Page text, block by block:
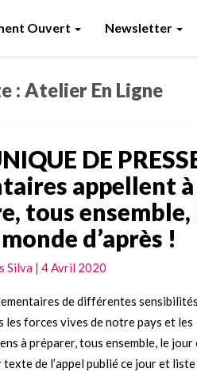
Ouvert Newsletter
: Atelier En Ligne
DE
appellent à
tous ensemble,
d’après !
Silva | 4 Avril 2020
de différentes sensibilités
les forces vives de notre pays et les
à préparer, tous ensemble, le jour
texte de l’appel publié ce jour et liste